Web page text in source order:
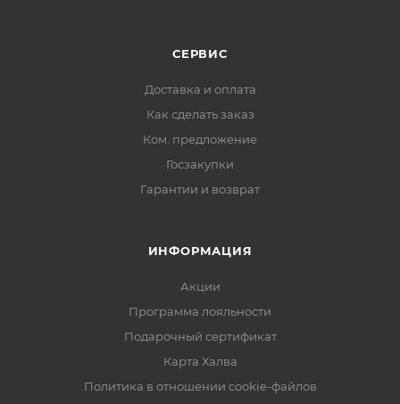
СЕРВИС
Доставка и оплата
Как сделать заказ
Ком. предложение
Госзакупки
Гарантии и возврат
ИНФОРМАЦИЯ
Акции
Программа лояльности
Подарочный сертификат
Карта Халва
Политика в отношении cookie-файлов